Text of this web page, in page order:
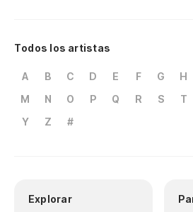
Todos los artistas
A B C D E F G H
M
N O P Q R S T
Y
Z #
Explorar